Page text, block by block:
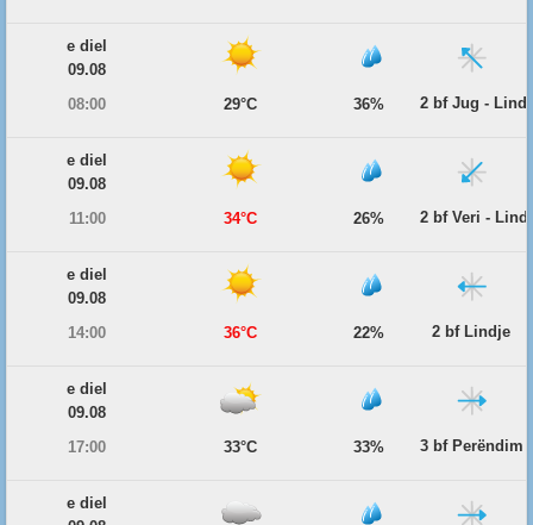
e diel
09.08
08:00
29°C 36% 2 bf Jug -
e diel
09.08
11:00
34°C 26% 2 bf Veri -
e diel
09.08
14:00
36°C 22% 2 bf Lindje
e diel
09.08
17:00
33°C 33% 3 bf Perëndim
e diel